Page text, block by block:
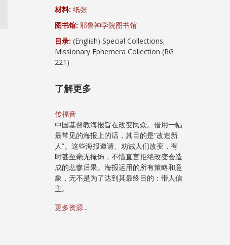
材料: 纸张
图书馆: 耶鲁神学院图书馆
目录: (English) Special Collections,
Missionary Ephemera Collection (RG
221)
了解更多
传福音
中国基督教海报旨在改变民众。借用一幅
最常见的海报上的话，其目的是“改造新
人”。这些海报邀请、劝诫人们改变，有
时甚至毫无掩饰，不惜直言拒绝改变会造
成的悲惨后果。海报运用的所有策略和意
象，无不是为了达到其最终目的：带人信
主。
更多资源...